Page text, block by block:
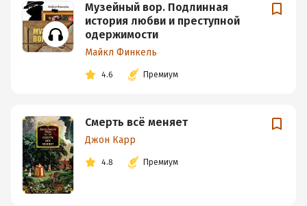
Музейный вор. Подлинная
история любви и преступной
одержимости
Майкл Финкель
4.6 Премиум
Смерть всё меняет
Джон Карр
4.8 Премиум